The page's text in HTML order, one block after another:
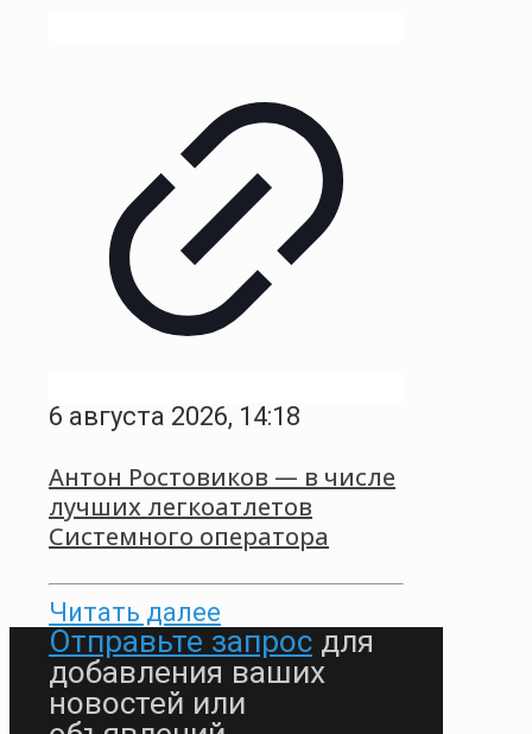
6 августа 2026, 14:18
Антон Ростовиков — в числе
лучших легкоатлетов
Системного оператора
Читать далее
Отправьте запрос для
добавления ваших
новостей или